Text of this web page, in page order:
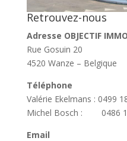
Retrouvez-nous
Adresse OBJECTIF
Rue Gosuin 20
4520 Wanze – Belgique
Téléphone
Valérie Ekelmans : 0499
Michel Bosch : 0486
Email